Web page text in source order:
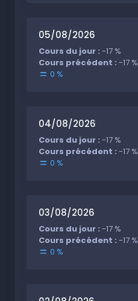
05/08/2026
Cours du jour : -17 %
Cours précédent : -17 %
0 %
04/08/2026
Cours du jour : -17 %
Cours précédent : -17 %
0 %
03/08/2026
Cours du jour : -17 %
Cours précédent : -17 %
0 %